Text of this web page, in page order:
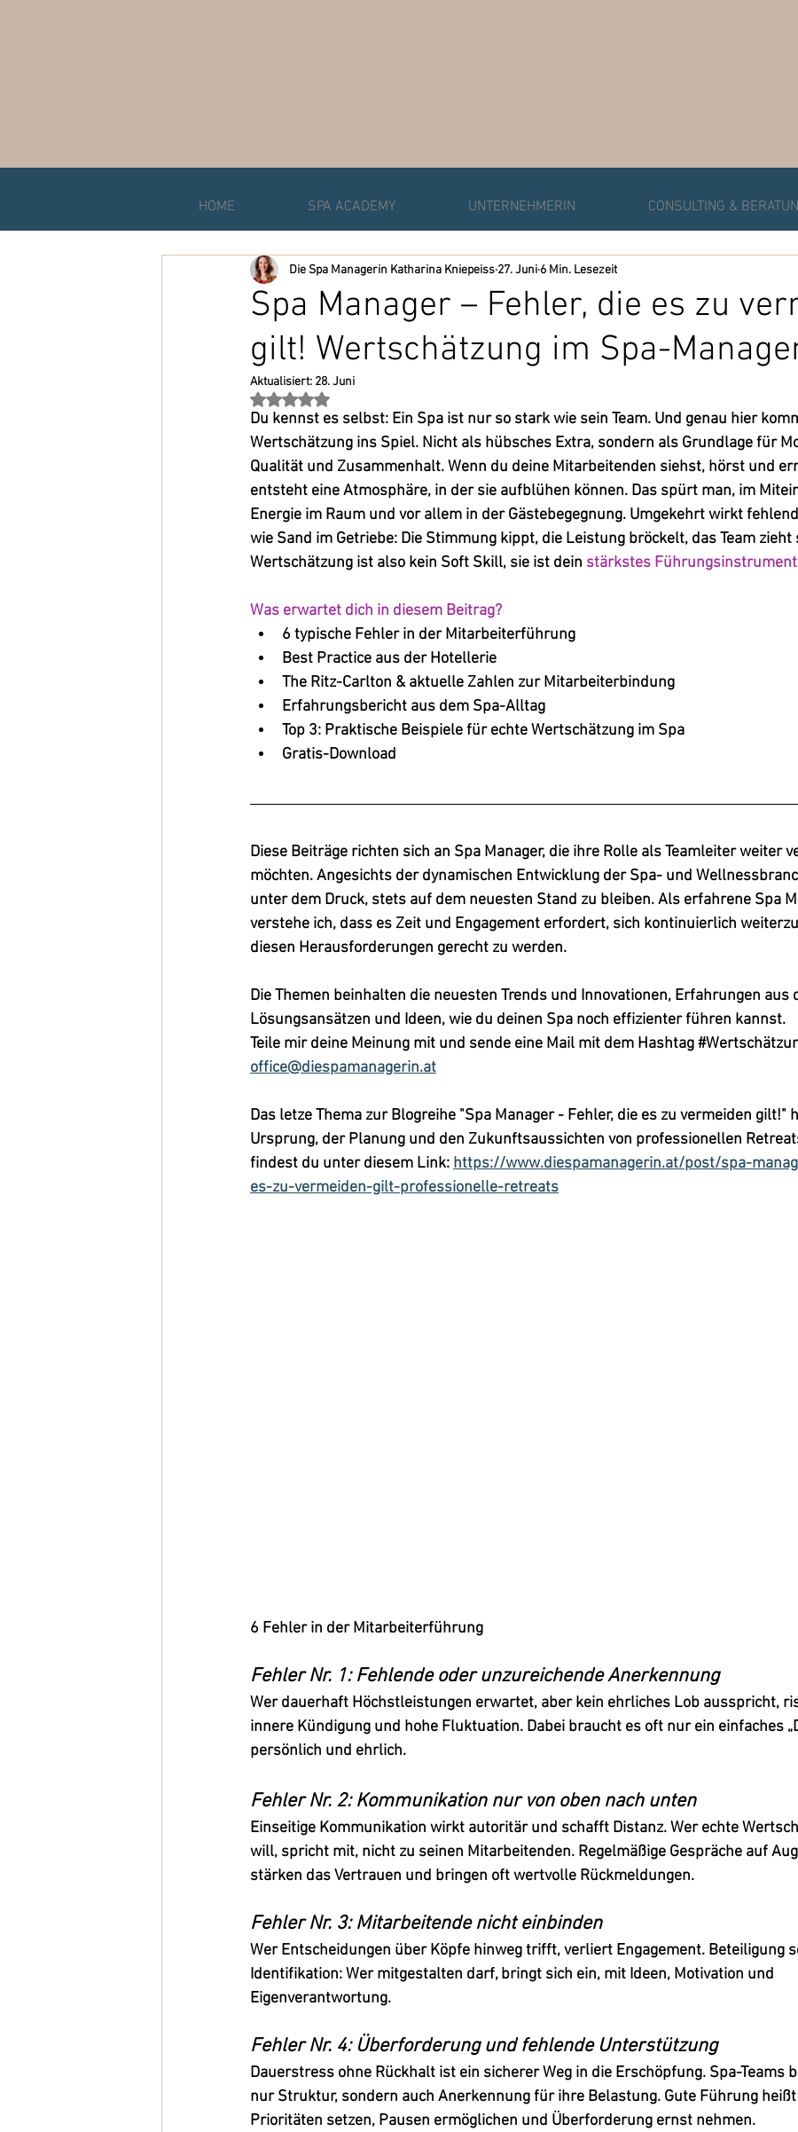
HOME SPA ACADEMY UNTERNEHMERIN CONSULTING &
Spa Manager – Fehler, die es zu
gilt! Wertschätzung im Spa-
Die Spa Managerin Katharina Kniepeiss 27. Juni 6 Min. Lesezeit
Aktualisiert: 28. Juni
Mit NaN von 5 Sternen bewertet.
Du kennst es selbst: Ein Spa ist nur so stark wie sein Team. Und genau hier
Wertschätzung ins Spiel. Nicht als hübsches Extra, sondern als Grundlage für
Qualität und Zusammenhalt. Wenn du deine Mitarbeitenden siehst, hörst und
entsteht eine Atmosphäre, in der sie aufblühen können. Das spürt man, im
Energie im Raum und vor allem in der Gästebegegnung. Umgekehrt wirkt
wie Sand im Getriebe: Die Stimmung kippt, die Leistung bröckelt, das Team zieht
Wertschätzung ist also kein Soft Skill, sie ist dein stärkstes Führungsinstrument
Was erwartet dich in diesem Beitrag?
6 typische Fehler in der Mitarbeiterführung
Best Practice aus der Hotellerie
The Ritz-Carlton & aktuelle Zahlen zur Mitarbeiterbindung
Erfahrungsbericht aus dem Spa-Alltag
Top 3: Praktische Beispiele für echte Wertschätzung im Spa
Gratis-Download
Diese Beiträge richten sich an Spa Manager, die ihre Rolle als Teamleiter weiter
möchten. Angesichts der dynamischen Entwicklung der Spa- und
unter dem Druck, stets auf dem neuesten Stand zu bleiben. Als erfahrene Spa
verstehe ich, dass es Zeit und Engagement erfordert, sich kontinuierlich
diesen Herausforderungen gerecht zu werden.
Die Themen beinhalten die neuesten Trends und Innovationen, Erfahrungen aus
Lösungsansätzen und Ideen, wie du deinen Spa noch effizienter führen kannst.
Teile mir deine Meinung mit und sende eine Mail mit dem Hashtag #
office@diespamanagerin.at
Das letze Thema zur Blogreihe "Spa Manager - Fehler, die es zu vermeiden gilt!"
Ursprung, der Planung und den Zukunftsaussichten von professionellen
findest du unter diesem Link: https://www.diespamanagerin.at/post/spa-
es-zu-vermeiden-gilt-professionelle-retreats
6 Fehler in der Mitarbeiterführung
Fehler Nr. 1: Fehlende oder unzureichende Anerkennung
Wer dauerhaft Höchstleistungen erwartet, aber kein ehrliches Lob ausspricht,
innere Kündigung und hohe Fluktuation. Dabei braucht es oft nur ein einfaches
persönlich und ehrlich.
Fehler Nr. 2: Kommunikation nur von oben nach unten
Einseitige Kommunikation wirkt autoritär und schafft Distanz. Wer echte
will, spricht mit, nicht zu seinen Mitarbeitenden. Regelmäßige Gespräche auf
stärken das Vertrauen und bringen oft wertvolle Rückmeldungen.
Fehler Nr. 3: Mitarbeitende nicht einbinden
Wer Entscheidungen über Köpfe hinweg trifft, verliert Engagement. Beteiligung
Identifikation: Wer mitgestalten darf, bringt sich ein, mit Ideen, Motivation und
Eigenverantwortung.
Fehler Nr. 4: Überforderung und fehlende Unterstützung
Dauerstress ohne Rückhalt ist ein sicherer Weg in die Erschöpfung. Spa-Teams
nur Struktur, sondern auch Anerkennung für ihre Belastung. Gute Führung
Prioritäten setzen, Pausen ermöglichen und Überforderung ernst nehmen.